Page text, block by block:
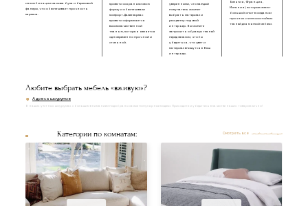
из комбинации массива бука и березовой
фанеры, что обеспечивает прочность
каркаса.
кровати сохраняли свою
форму и обеспечивали
комфорт. Далее каркас
кровати оформляется
высококачественной
тканью, которая является
одновременно прочной и
стильной.
уверенными, что каждый
покупатель сможет
выбрать материал и
расцветку под свой
интерьер. Вы можете
запросить образцы тканей
перед заказом, чтобы
убедиться, что цвет и
материал впишутся в Ваш
интерьер.
Бельгия, Франция,
Испания), которые имеют
большой опыт в создании
прочных и износостойких
тканей для мягкой мебели.
Любите выбрать мебель «вживую»?
Адреса шоурумов
В наших уютных шоурумах с большим вниманием подобраны самые популярные модели. Приходите и убедитесь в качестве наших товаров лично!
Категории по комнатам: Смотреть все